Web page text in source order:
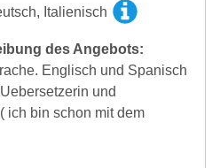
Italienisch
des Angebots:
Englisch und Spanisch
und
ich bin schon mit dem